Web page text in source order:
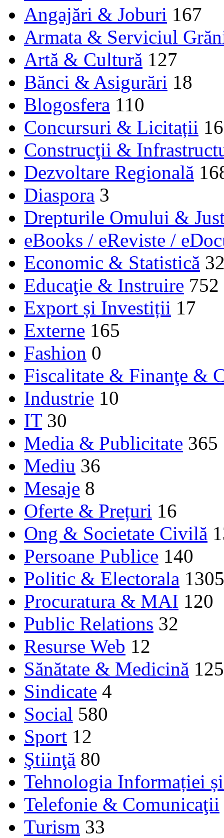
Angajări & Joburi 167
Armata & Serviciul
Artă & Cultură 127
Bănci & Asigurări 18
Blogosfera 110
Concursuri & Licitații 16
Construcţii &
Dezvoltare Regională
Diaspora 3
Drepturile Omului &
eBooks / eReviste /
Economic & Statistică
Educaţie & Instruire 752
Export și Investiții 17
Externe 165
Fashion 0
Fiscalitate & Finanţe &
Industrie 10
IT 30
Media & Publicitate 365
Mediu 36
Mesaje 8
Oferte & Prețuri 16
Ong & Societate Civilă
Persoane Publice 140
Politic & Electorala 1305
Procuratura & MAI 120
Public Relations 32
Resurse Web 12
Sănătate & Medicină 125
Sindicate 4
Social 580
Sport 12
Ştiinţă 80
Tehnologia Informației
Telefonie & Comunicaţii
Turism 33